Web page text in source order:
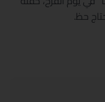
حظ.